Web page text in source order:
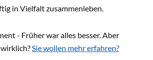
in Vielfalt zusammenleben.
- Früher war alles besser. Aber
Sie wollen mehr erfahren?